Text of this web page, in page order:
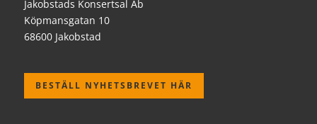
Jakobstads Konsertsal Ab
Köpmansgatan 10
68600 Jakobstad
BESTÄLL NYHETSBREVET HÄR